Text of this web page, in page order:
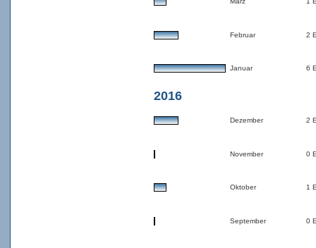
Februar 2
Januar 6
2016
Dezember 2
November 0
Oktober 1
September 0